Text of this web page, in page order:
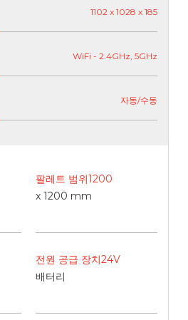
1102 x 1028 x 185
WiFi - 2.4GHz, 5GHz
자동/수동
팔레트 범위1200
x 1200 mm
전원 공급 장치24V
배터리